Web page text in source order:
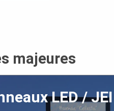
majeures
LED / JEI